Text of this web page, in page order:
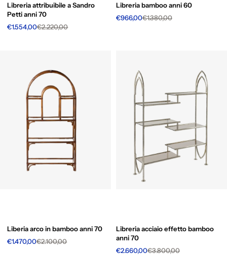
Libreria attribuibile a Sandro
Petti anni 70
€1.554,00€2.220,00
Libreria bamboo anni 60
€966,00€1.380,00
Liberia arco in bamboo anni 70
€1.470,00€2.100,00
Libreria acciaio effetto bamboo
anni 70
€2.660,00€3.800,00